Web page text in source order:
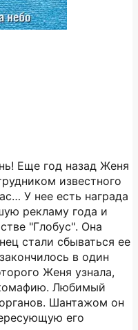
Еще год назад Женя
известного
У нее есть награда
рекламу года и
"Глобус". Она
стали сбываться ее
в один
Женя узнала,
Любимый
Шантажом он
его